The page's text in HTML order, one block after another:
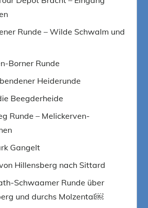
Runde – Wilde Schwalm und
Borner Runde
Heiderunde
Beegderheide
Runde – Melickerven-
Gangelt
Hillensberg nach Sittard
Schwaamer Runde über
und durchs Molzental￼